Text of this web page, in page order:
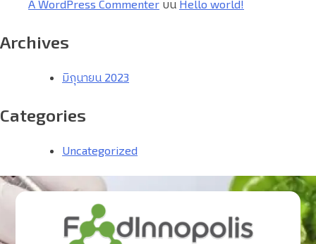
A WordPress Commenter บน Hello world!
Archives
มิถุนายน 2023
Categories
Uncategorized